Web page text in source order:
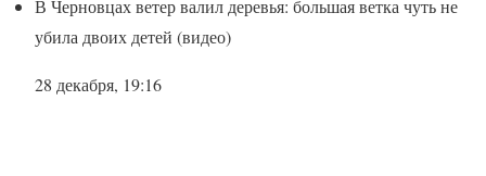
В Черновцах ветер валил деревья: большая ветка чуть не
убила двоих детей (видео)
28 декабря, 19:16